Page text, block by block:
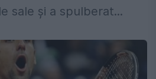
sale și a spulberat...